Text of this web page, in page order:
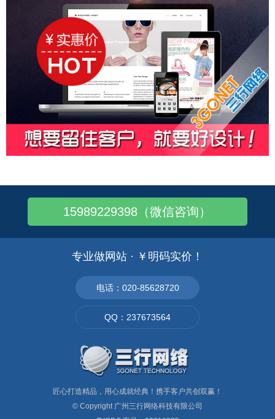
15989229398（微信咨询）
专业做网站 · ￥明码实价！
电话：020-85628720
QQ：237673564
匠心打造精品，用心成就经典！携手客户共创双赢！
© Copyright 广州三行网络科技有限公司